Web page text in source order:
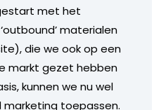
met het
materialen
die we ook op een
markt gezet hebben
kunnen we nu wel
marketing toepassen.